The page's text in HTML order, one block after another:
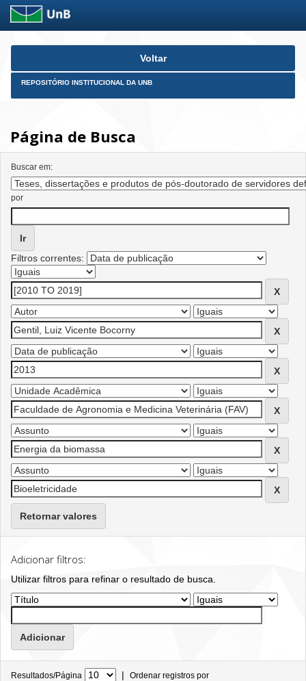
Skip
Voltar
REPOSITÓRIO INSTITUCIONAL DA UNB
Página de Busca
Buscar em:
por
Filtros correntes:
Retornar valores
Adicionar filtros:
Utilizar filtros para refinar o resultado de busca.
Resultados/Página | Ordenar registros por